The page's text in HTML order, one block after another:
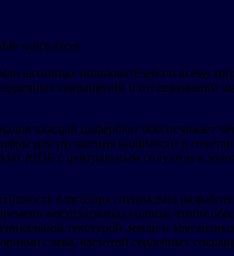
watch faces.
активных пользователей по всему
сокращений и
каждый циферблат обеспечивает
для улучшения видимости в
RIDE с центральным силуэтом и
благодаря специально
восхода/захода солнца, чтобы
текстурой Земли и
слева, частотой сердечных